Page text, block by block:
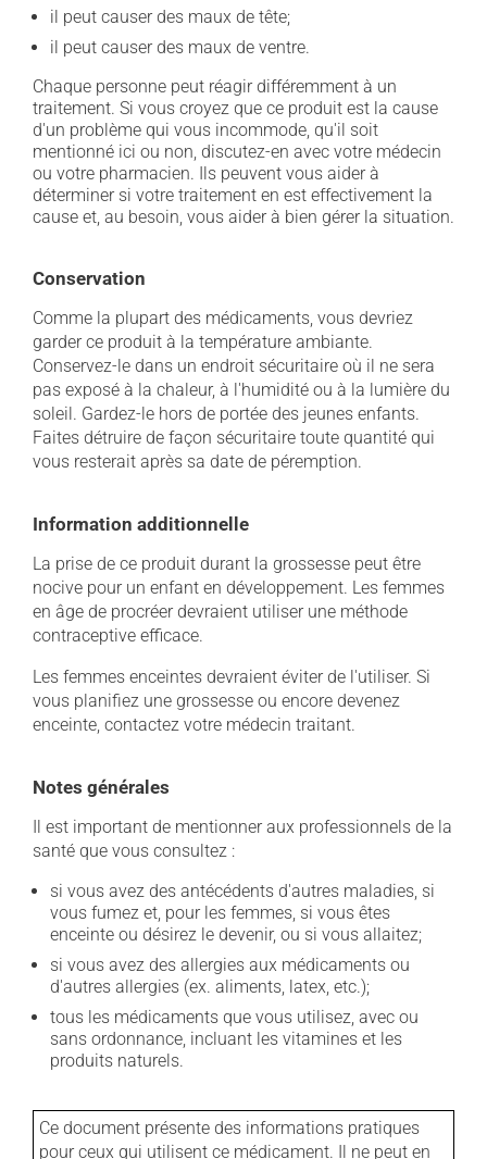
il peut causer des maux de tête;
il peut causer des maux de ventre.
Chaque personne peut réagir différemment à un
traitement. Si vous croyez que ce produit est la cause
d'un problème qui vous incommode, qu'il soit
mentionné ici ou non, discutez-en avec votre médecin
ou votre pharmacien. Ils peuvent vous aider à
déterminer si votre traitement en est effectivement la
cause et, au besoin, vous aider à bien gérer la situation.
Conservation
Comme la plupart des médicaments, vous devriez
garder ce produit à la température ambiante.
Conservez-le dans un endroit sécuritaire où il ne sera
pas exposé à la chaleur, à l'humidité ou à la lumière du
soleil. Gardez-le hors de portée des jeunes enfants.
Faites détruire de façon sécuritaire toute quantité qui
vous resterait après sa date de péremption.
Information additionnelle
La prise de ce produit durant la grossesse peut être
nocive pour un enfant en développement. Les femmes
en âge de procréer devraient utiliser une méthode
contraceptive efficace.
Les femmes enceintes devraient éviter de l'utiliser. Si
vous planifiez une grossesse ou encore devenez
enceinte, contactez votre médecin traitant.
Notes générales
Il est important de mentionner aux professionnels de la
santé que vous consultez :
si vous avez des antécédents d'autres maladies, si
vous fumez et, pour les femmes, si vous êtes
enceinte ou désirez le devenir, ou si vous allaitez;
si vous avez des allergies aux médicaments ou
d'autres allergies (ex. aliments, latex, etc.);
tous les médicaments que vous utilisez, avec ou
sans ordonnance, incluant les vitamines et les
produits naturels.
Ce document présente des informations pratiques
pour ceux qui utilisent ce médicament. Il ne peut en